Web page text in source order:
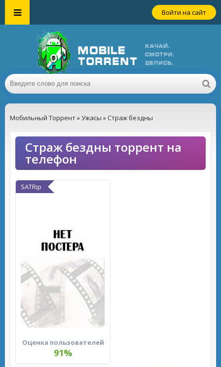
Войти на сайт
Мобильный Торрент»Ужасы » Страж бездны
Страж бездны торрент на
телефон
SATRip
Оценка пользователей
91%